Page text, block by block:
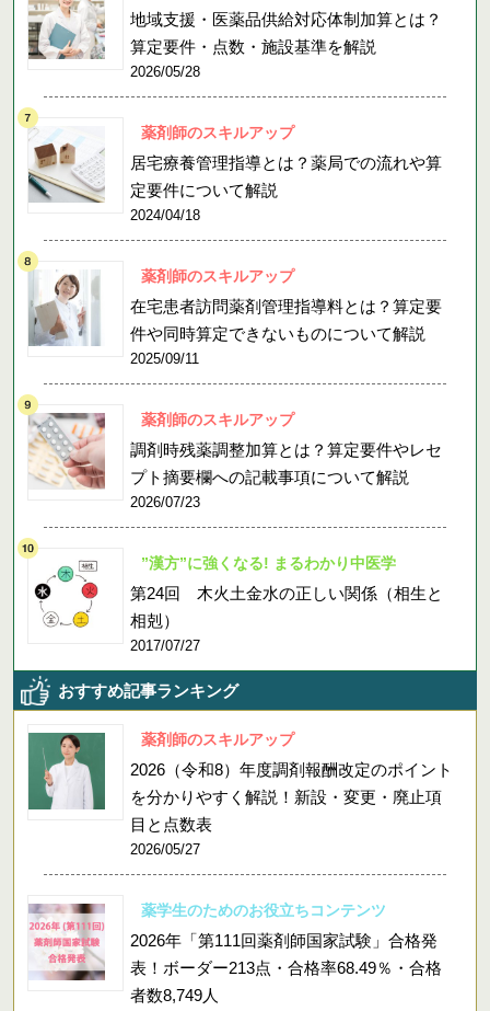
地域支援・医薬品供給対応体制加算とは？
算定要件・点数・施設基準を解説
2026/05/28
薬剤師のスキルアップ
居宅療養管理指導とは？薬局での流れや算
定要件について解説
2024/04/18
薬剤師のスキルアップ
在宅患者訪問薬剤管理指導料とは？算定要
件や同時算定できないものについて解説
2025/09/11
薬剤師のスキルアップ
調剤時残薬調整加算とは？算定要件やレセ
プト摘要欄への記載事項について解説
2026/07/23
”漢方”に強くなる! まるわかり中医学
第24回 木火土金水の正しい関係（相生と
相剋）
2017/07/27
おすすめ記事ランキング
薬剤師のスキルアップ
2026（令和8）年度調剤報酬改定のポイント
を分かりやすく解説！新設・変更・廃止項
目と点数表
2026/05/27
薬学生のためのお役立ちコンテンツ
2026年「第111回薬剤師国家試験」合格発
表！ボーダー213点・合格率68.49％・合格
者数8,749人